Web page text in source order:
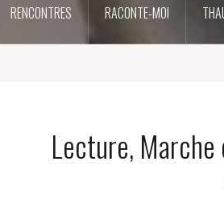
RENCONTRES RACONTE-MOI
Lecture, Marche